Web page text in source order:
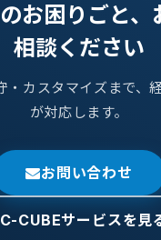
お困りごと、
相談ください
・カスタマイズまで、
が対応します。
お問い合わせ
CUBEサービスを見